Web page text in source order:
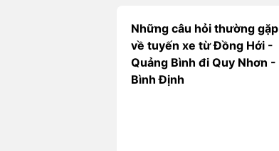
Những câu hỏi thường gặp
về tuyến xe từ Đồng Hới -
Quảng Bình đi Quy Nhơn -
Bình Định